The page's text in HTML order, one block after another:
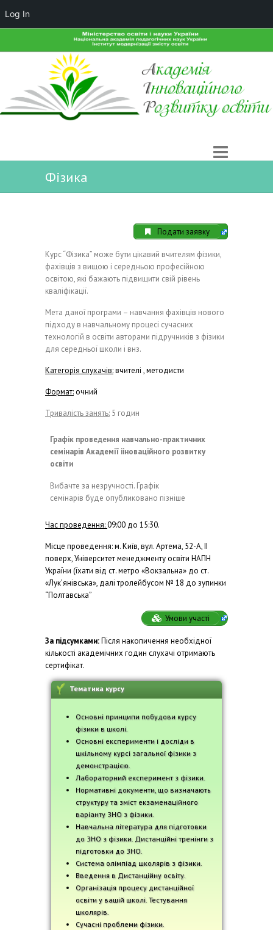
Фізика
Подати заявку
Курс “Фізика” може бути цікавий вчителям фізики,
фахівців з вищою і середньою професійною
освітою, які бажають підвищити свій рівень
кваліфікації.
Мета даної програми – навчання фахівців нового
підходу в навчальному процесі сучасних
технологій в освіти авторами підручників з фізики
для середньої школи і внз.
Категорія слухачів:вчителі , методисти
Формат:очний
Тривалість занять: 5 годин
Графік проведення навчально-практичних
семінарів Академії ііноваційного розвитку
освіти
Вибачте за незручності. Графік
семінарів буде опубликовано пізніше
Час проведення:09:00 до 15:30.
Місце проведення: м. Київ, вул. Артема, 52-А, ІІ
поверх, Університет менеджменту освіти НАПН
України (їхати від ст. метро «Вокзальна» до ст.
«Лук’янівська», далі тролейбусом № 18 до зупинки
“Полтавська”
Умови участі
За підсумками:Після накопичення необхідної
кількості академічних годин слухачі отримають
сертифікат.
Тематика курсу
Основні принципи побудови курсу
фізики в школі.
Основні експерименти і досліди в
шкільному курсі загальної фізики з
демонстрацією.
Лабораторний експеримент з фізики.
Нормативні документи, що визначають
структуру та зміст екзаменаційного
варіанту ЗНО з фізики.
Навчальна література для підготовки
до ЗНО з фізики. Дистанційні тренінги з
підготовки до ЗНО.
Система олімпіад школярів з фізики.
Введення в Дистанційну освіту.
Організація процесу дистанційної
освіти у вашій школі. Тестування
школярів.
Сучасні проблеми фізики.
Log In